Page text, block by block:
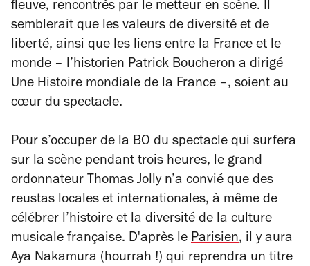
fleuve, rencontrés par le metteur en scène. Il
semblerait que les valeurs de diversité et de
liberté, ainsi que les liens entre la France et le
monde – l’historien Patrick Boucheron a dirigé
Une Histoire mondiale de la France –, soient au
cœur du spectacle.
Pour s’occuper de la BO du spectacle qui surfera
sur la scène pendant trois heures, le grand
ordonnateur Thomas Jolly n’a convié que des
reustas locales et internationales, à même de
célébrer l’histoire et la diversité de la culture
musicale française. D'après le Parisien, il y aura
Aya Nakamura (hourrah !) qui reprendra un titre